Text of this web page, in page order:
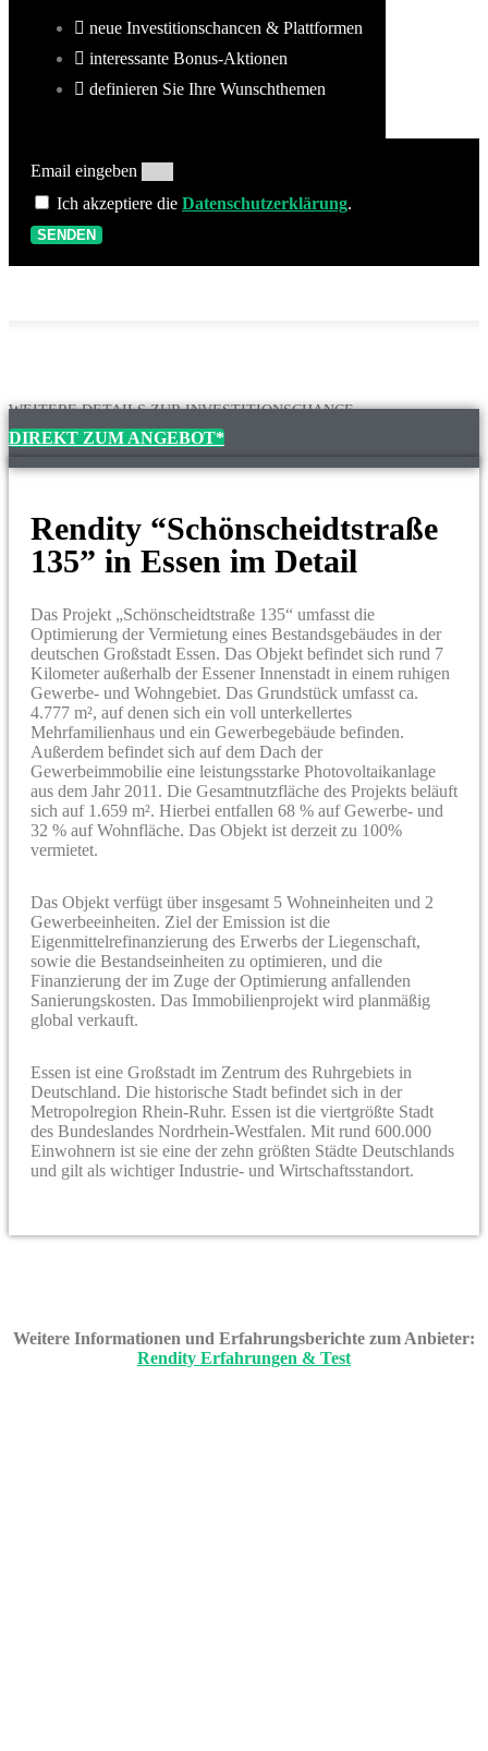
neue Investitionschancen & Plattformen
interessante Bonus-Aktionen
definieren Sie Ihre Wunschthemen
Email eingeben
Ich akzeptiere die Datenschutzerklärung.
SENDEN
WEITERE DETAILS ZUR INVESTITIONSCHANCE
DIREKT ZUM ANGEBOT*
Rendity “Schönscheidtstraße
135” in Essen im Detail
Das Projekt „Schönscheidtstraße 135“ umfasst die
Optimierung der Vermietung eines Bestandsgebäudes in der
deutschen Großstadt Essen. Das Objekt befindet sich rund 7
Kilometer außerhalb der Essener Innenstadt in einem ruhigen
Gewerbe- und Wohngebiet. Das Grundstück umfasst ca.
4.777 m², auf denen sich ein voll unterkellertes
Mehrfamilienhaus und ein Gewerbegebäude befinden.
Außerdem befindet sich auf dem Dach der
Gewerbeimmobilie eine leistungsstarke Photovoltaikanlage
aus dem Jahr 2011. Die Gesamtnutzfläche des Projekts beläuft
sich auf 1.659 m². Hierbei entfallen 68 % auf Gewerbe- und
32 % auf Wohnfläche. Das Objekt ist derzeit zu 100%
vermietet.
Das Objekt verfügt über insgesamt 5 Wohneinheiten und 2
Gewerbeeinheiten. Ziel der Emission ist die
Eigenmittelrefinanzierung des Erwerbs der Liegenschaft,
sowie die Bestandseinheiten zu optimieren, und die
Finanzierung der im Zuge der Optimierung anfallenden
Sanierungskosten. Das Immobilienprojekt wird planmäßig
global verkauft.
Essen ist eine Großstadt im Zentrum des Ruhrgebiets in
Deutschland. Die historische Stadt befindet sich in der
Metropolregion Rhein-Ruhr. Essen ist die viertgrößte Stadt
des Bundeslandes Nordrhein-Westfalen. Mit rund 600.000
Einwohnern ist sie eine der zehn größten Städte Deutschlands
und gilt als wichtiger Industrie- und Wirtschaftsstandort.
Weitere Informationen und Erfahrungsberichte zum Anbieter:
Rendity Erfahrungen & Test